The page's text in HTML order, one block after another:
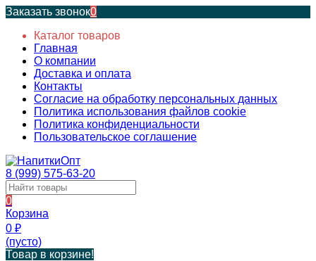
Заказать звонок0
Каталог товаров
Главная
О компании
Доставка и оплата
Контакты
Согласие на обработку персональных данных
Политика использования файлов cookie
Политика конфиденциальности
Пользовательское соглашение
8 (999) 575-63-20
0
Корзина
0 ₽
(пусто)
Товар в корзине!